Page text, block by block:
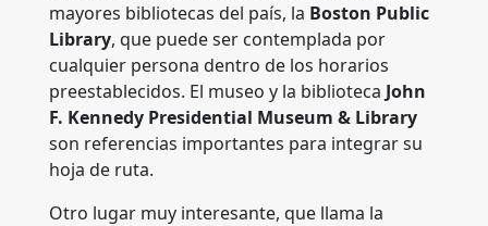
mayores bibliotecas del país, la Boston Public
Library, que puede ser contemplada por
cualquier persona dentro de los horarios
preestablecidos. El museo y la biblioteca John
F. Kennedy Presidential Museum & Library
son referencias importantes para integrar su
hoja de ruta.
Otro lugar muy interesante, que llama la